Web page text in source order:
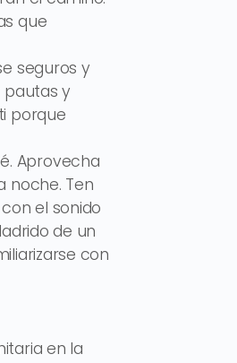
que
seguros y
pautas y
porque
Aprovecha
noche. Ten
el sonido
de un
con
en la